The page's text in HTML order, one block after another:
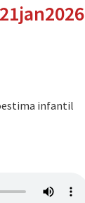
infantil